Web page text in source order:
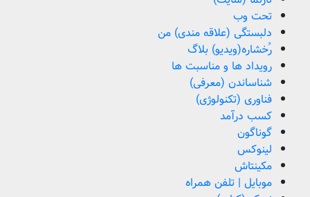
تحت وب
دلبستگی (علاقه مندی) من
رُخشاره(ویدیو) بلاگ
رویداد ها و مناسبت ها
شناساندن (معرفی)
فناوری (تکنولوژی)
کسب درآمد
گوناگون
لینوکس
مکینتاش
موبایل | تلفن همراه